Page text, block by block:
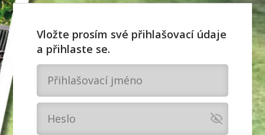
Vložte prosím své přihlašovací údaje
a přihlaste se.